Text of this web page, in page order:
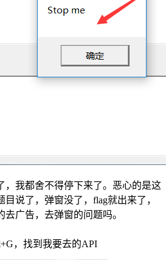
，我都舍不得停下来了。恶心的是这
说了，弹窗没了，flag就出来了，
广告，去弹窗的问题吗。
，找到我要去的API